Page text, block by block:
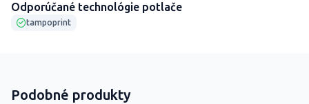
Odporúčané technológie potlače
tampoprint
Podobné produkty